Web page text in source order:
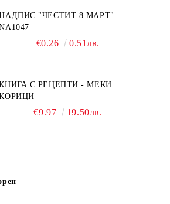
"ЧЕСТИТ 8 МАРТ"
€0.26 0.51лв.
С РЕЦЕПТИ - МЕКИ
€9.97 19.50лв.